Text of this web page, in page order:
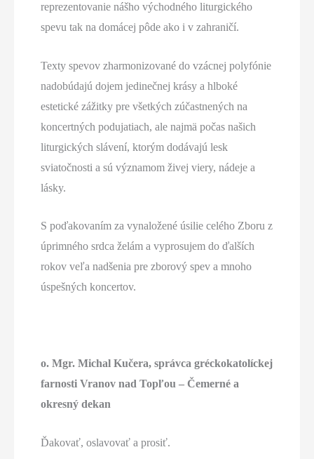
reprezentovanie nášho východného liturgického
spevu tak na domácej pôde ako i v zahraničí.
Texty spevov zharmonizované do vzácnej polyfónie
nadobúdajú dojem jedinečnej krásy a hlboké
estetické zážitky pre všetkých zúčastnených na
koncertných podujatiach, ale najmä počas našich
liturgických slávení, ktorým dodávajú lesk
sviatočnosti a sú významom živej viery, nádeje a
lásky.
S poďakovaním za vynaložené úsilie celého Zboru z
úprimného srdca želám a vyprosujem do ďalších
rokov veľa nadšenia pre zborový spev a mnoho
úspešných koncertov.
o. Mgr. Michal Kučera, správca gréckokatolíckej
farnosti Vranov nad Topľou – Čemerné a
okresný dekan
Ďakovať, oslavovať a prosiť.